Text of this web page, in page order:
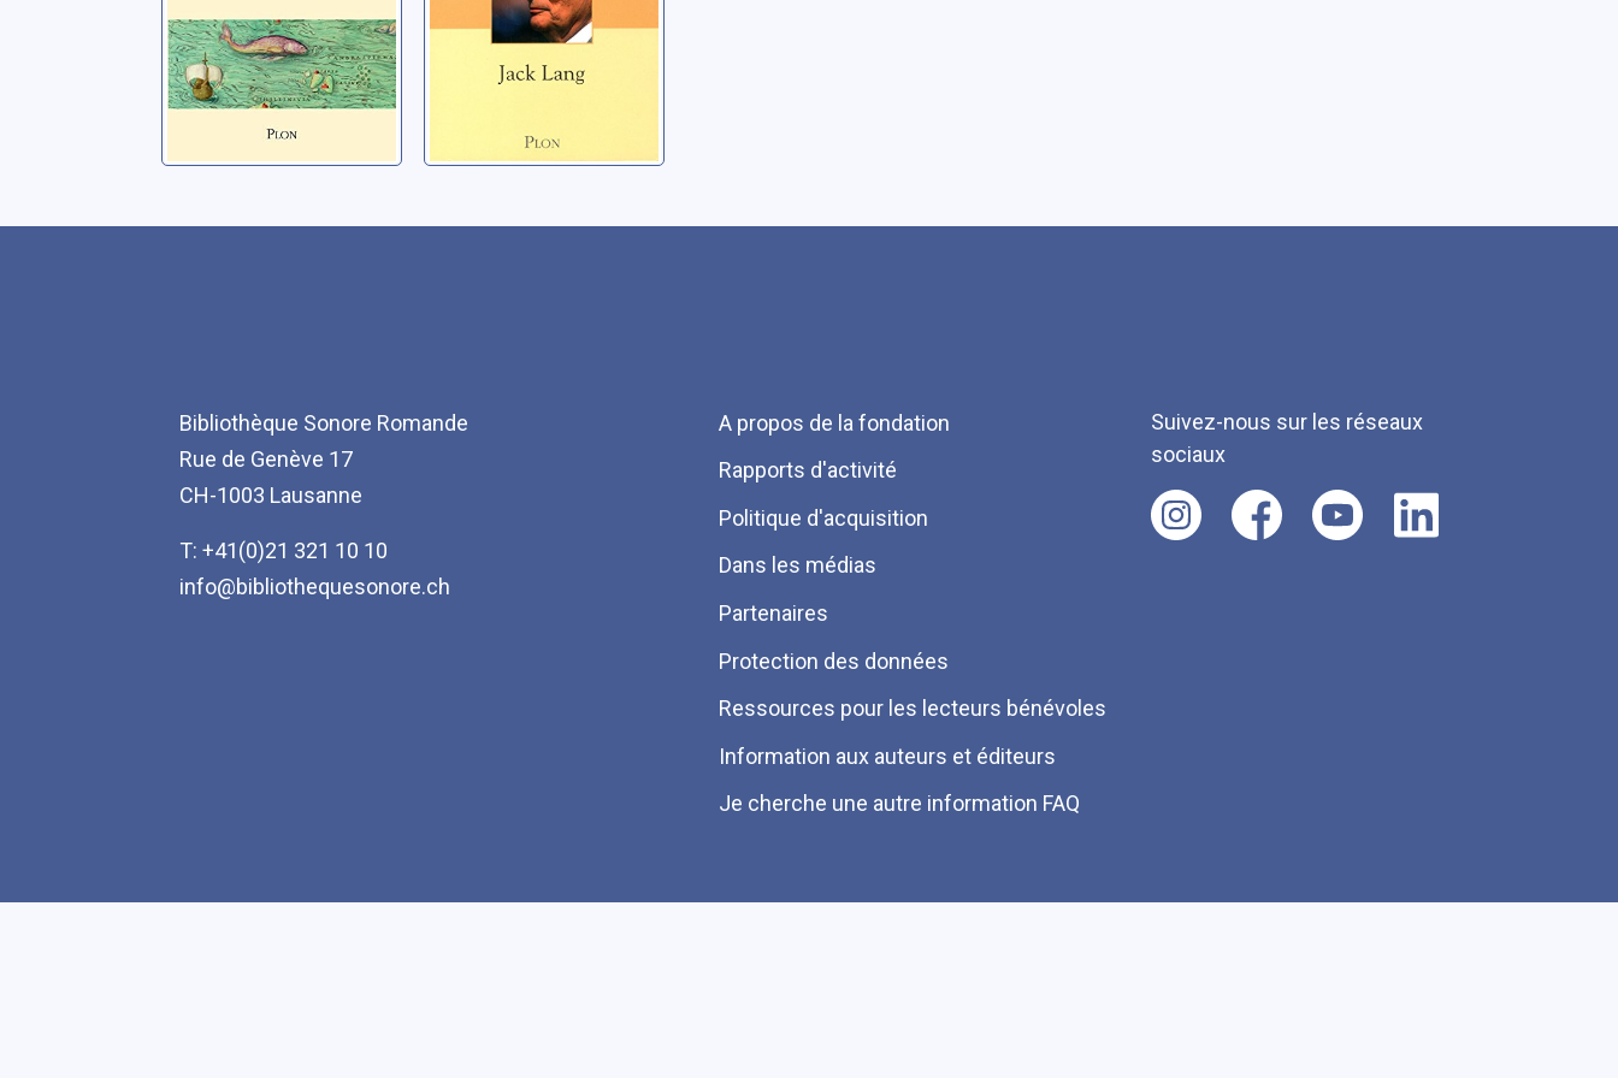
Bibliothèque Sonore Romande
Rue de Genève 17
CH-1003 Lausanne
T: +41(0)21 321 10 10
info@bibliothequesonore.ch
Menu
Pied
de
page
A propos de la fondation
Rapports d'activité
Politique d'acquisition
Dans les médias
Partenaires
Protection des données
Ressources pour les lecteurs bénévoles
Information aux auteurs et éditeurs
Je cherche une autre information FAQ
Suivez-nous sur les réseaux
sociaux